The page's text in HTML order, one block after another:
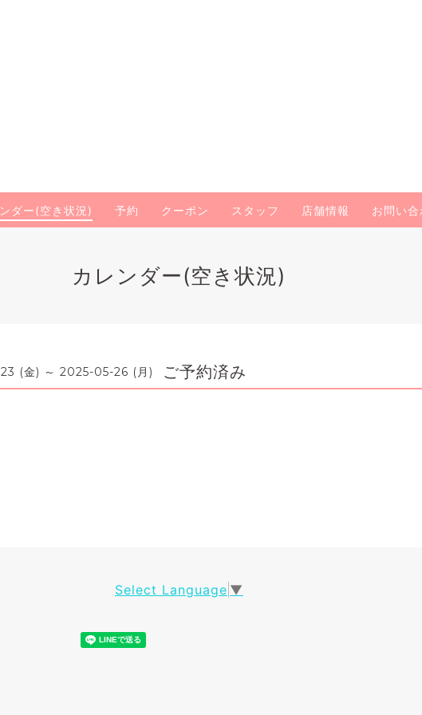
ダー(空き状況) 予約 クーポン スタッフ 店舗情報 お問い合
カレンダー(空き状況)
(金) ～ 2025-05-26 (月) ご予約済み
Select Language ▼